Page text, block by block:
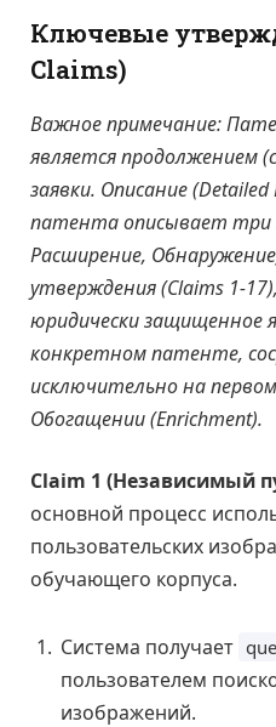
Ключевые
Claims)
Важное примечание:
является продолжением
заявки. Описание
патента описывает три
Расширение,
утверждения (Claims 1-
юридически защищенное
конкретном патенте,
исключительно на
Обогащении (Enrichment).
Claim 1 (Независимый
основной процесс
пользовательских
обучающего корпуса.
Система получает
пользователем
изображений.